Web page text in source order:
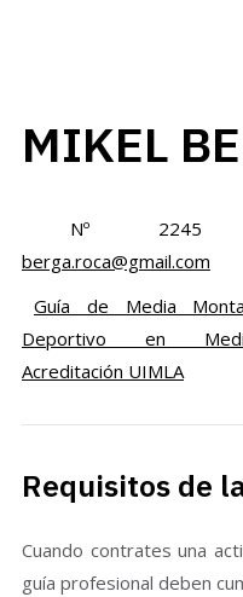
MIKEL
Nº 2245
berga.roca@gmail.com
Guía de Media
Deportivo en
Acreditación UIMLA
Requisitos de
Cuando contrates una
guía profesional deben